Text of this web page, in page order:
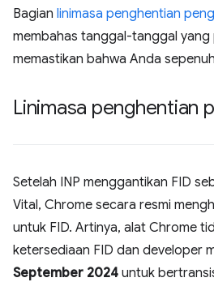
Bagian linimasa penghentian
membahas tanggal-tanggal
memastikan bahwa Anda
Linimasa penghentian
Setelah INP menggantikan FID
Vital, Chrome secara resmi
untuk FID. Artinya, alat Chrome
ketersediaan FID dan developer
September 2024 untuk